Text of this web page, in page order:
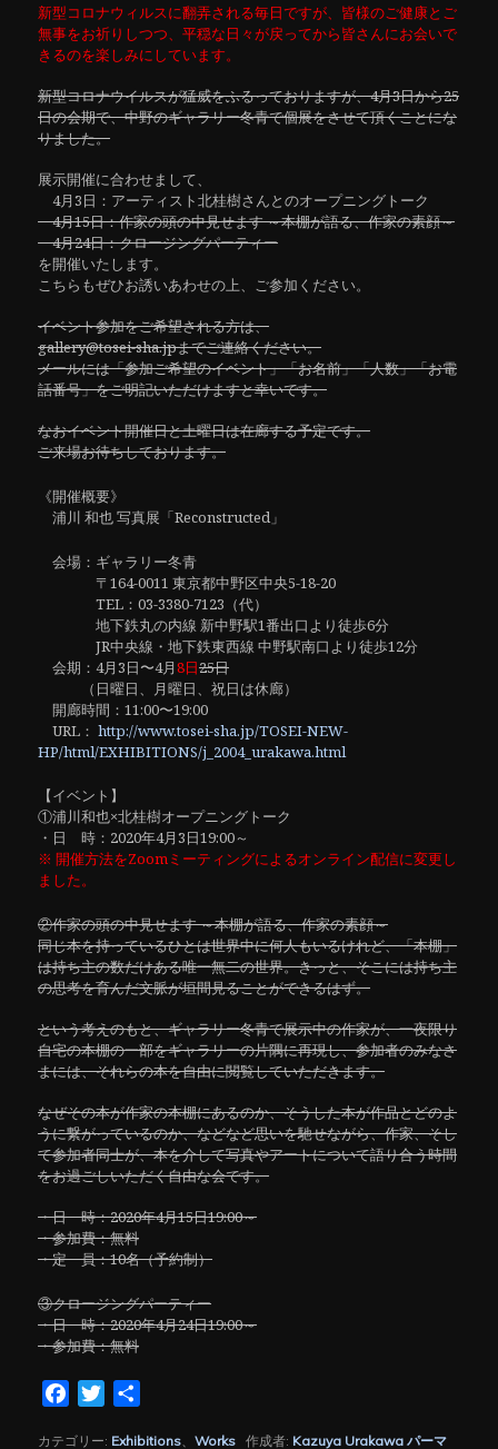
新型コロナウィルスに翻弄される毎日ですが、皆様のご健康とご
無事をお祈りしつつ、平穏な日々が戻ってから皆さんにお会いで
きるのを楽しみにしています。
新型コロナウイルスが猛威をふるっておりますが、4月3日から25
日の会期で、中野のギャラリー冬青で個展をさせて頂くことにな
りました。
展示開催に合わせまして、
4月3日：アーティスト北桂樹さんとのオープニングトーク
4月15日：作家の頭の中見せます ～本棚が語る、作家の素顔～
4月24日：クロージングパーティー
を開催いたします。
こちらもぜひお誘いあわせの上、ご参加ください。
イベント参加をご希望される方は、
gallery@tosei-sha.jpまでご連絡ください。
メールには「参加ご希望のイベント」「お名前」「人数」「お電
話番号」をご明記いただけますと幸いです。
なおイベント開催日と土曜日は在廊する予定です。
ご来場お待ちしております。
《開催概要》
浦川 和也 写真展「Reconstructed」
会場：ギャラリー冬青
〒164-0011 東京都中野区中央5-18-20
TEL：03-3380-7123（代）
地下鉄丸の内線 新中野駅1番出口より徒歩6分
JR中央線・地下鉄東西線 中野駅南口より徒歩12分
会期：4月3日〜4月8日25日
（日曜日、月曜日、祝日は休廊）
開廊時間：11:00〜19:00
URL：http://www.tosei-sha.jp/TOSEI-NEW-
HP/html/EXHIBITIONS/j_2004_urakawa.html
【イベント】
①浦川和也×北桂樹オープニングトーク
・日 時：2020年4月3日19:00～
※ 開催方法をZoomミーティングによるオンライン配信に変更し
ました。
②作家の頭の中見せます ～本棚が語る、作家の素顔～
同じ本を持っているひとは世界中に何人もいるけれど、「本棚」
は持ち主の数だけある唯一無二の世界。きっと、そこには持ち主
の思考を育んだ文脈が垣間見ることができるはず。
という考えのもと、ギャラリー冬青で展示中の作家が、一夜限り
自宅の本棚の一部をギャラリーの片隅に再現し、参加者のみなさ
まには、それらの本を自由に閲覧していただきます。
なぜその本が作家の本棚にあるのか、そうした本が作品とどのよ
うに繋がっているのか、などなど思いを馳せながら、作家、そし
て参加者同士が、本を介して写真やアートについて語り合う時間
をお過ごしいただく自由な会です。
・日 時：2020年4月15日19:00～
・参加費：無料
・定 員：10名（予約制）
③クロージングパーティー
・日 時：2020年4月24日19:00～
・参加費：無料
FacebookTwitter
カテゴリー: Exhibitions、Works 作成者: Kazuya Urakawa パーマ